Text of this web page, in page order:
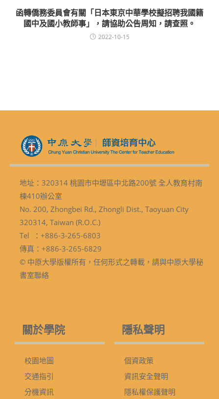
函轉僑務委員會有關「日本東京中華學校擬招聘我國籍
國中及國小教師事」，請協助公告周知，請查照。
2022-10-15
地址：320314 桃園市中壢區中北路200號 全人教育村南
棟410辦公室
No. 200, Zhongbei Rd., Zhongli Dist., Taoyuan City
320314, Taiwan (R.O.C.)
Tel ：+886-3-265-6803
傳真：+886-3-265-6829
© 中原大學版權所有，任何形式之轉載，請與中原大學秘
書室聯絡
關於學院
校園地圖
交通指引
分機資訊
隱私聲明
個資政策
資訊安全聲明
隱私權保護聲明